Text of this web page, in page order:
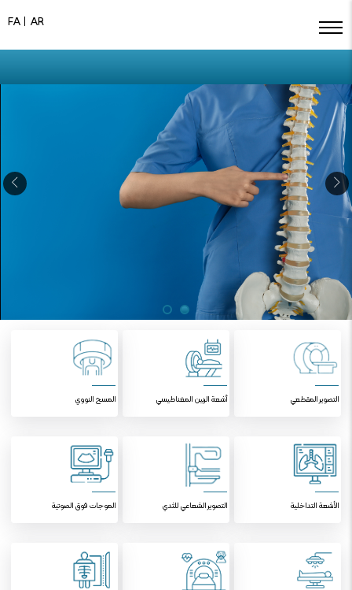
FA AR
برتویاب، أول بنك شامل لخدمات التصوير الطبي
التصویر المقطعي أشعة الرنين المغناطيسي المسح النووي
الأشعة التداخلية التصوير الشعاعي للثدي الموجات فوق الصوتية